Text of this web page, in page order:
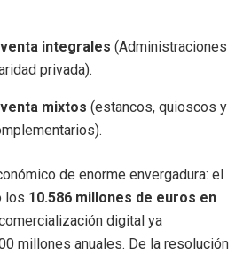
integrales (Administraciones
privada).
mixtos (estancos, quioscos y
de enorme envergadura: el
los 10.586 millones de euros en
digital ya
millones anuales. De la resolución